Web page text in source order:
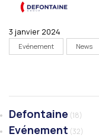
3 janvier 2024
Evénement News
Defontaine (18)
Evénement (32)